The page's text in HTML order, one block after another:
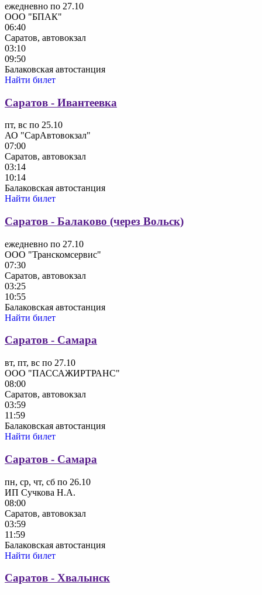
ежедневно по 27.10
ООО "БПАК"
06:40
Саратов, автовокзал
03:10
09:50
Балаковская автостанция
Найти билет
Саратов - Ивантеевка
пт, вс по 25.10
АО "СарАвтовокзал"
07:00
Саратов, автовокзал
03:14
10:14
Балаковская автостанция
Найти билет
Саратов - Балаково (через Вольск)
ежедневно по 27.10
ООО "Транскомсервис"
07:30
Саратов, автовокзал
03:25
10:55
Балаковская автостанция
Найти билет
Саратов - Самара
вт, пт, вс по 27.10
ООО "ПАССАЖИРТРАНС"
08:00
Саратов, автовокзал
03:59
11:59
Балаковская автостанция
Найти билет
Саратов - Самара
пн, ср, чт, сб по 26.10
ИП Сучкова Н.А.
08:00
Саратов, автовокзал
03:59
11:59
Балаковская автостанция
Найти билет
Саратов - Хвалынск